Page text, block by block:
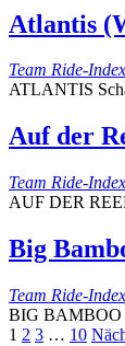
Atlantis
Team Ride-
ATLANTIS
Auf der
Team Ride-
AUF DER
Big
Team Ride-
BIG BAMBOO
1 2 3 … 10